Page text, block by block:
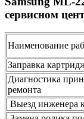
сервисном
Наименование
Заправка
Диагностика
ремонта
Выезд инженера